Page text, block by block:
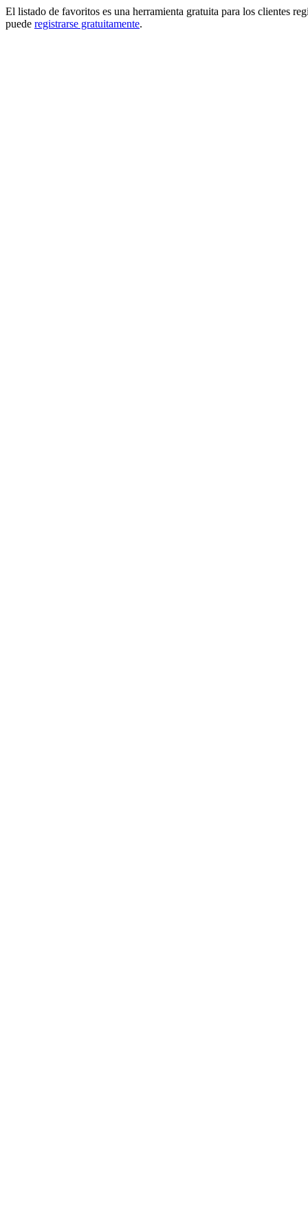
El listado de favoritos es una herramienta gratuita para los clientes
puede registrarse gratuitamente.